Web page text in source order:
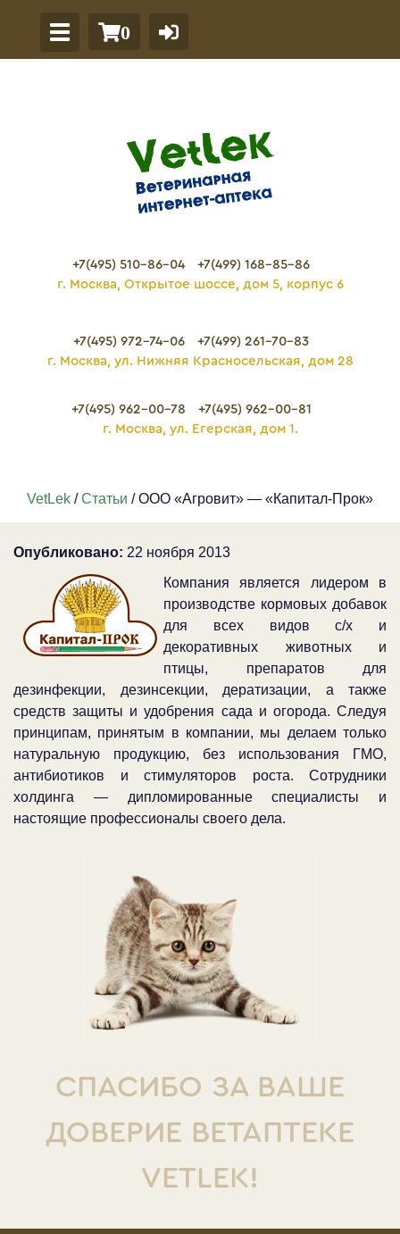
0
+7(495) 510-86-04
+7(499) 168-85-86
г. Москва, Открытое шоссе, дом 5, корпус 6
+7(495) 972-74-06
+7(499) 261-70-83
г. Москва, ул. Нижняя Красносельская, дом 28
+7(495) 962-00-78
+7(495) 962-00-81
г. Москва, ул. Егерская, дом 1.
VetLek /Статьи / ООО «Агровит» — «Капитал-Прок»
Опубликовано: 22 ноября 2013
Компания является лидером в
производстве кормовых добавок
для всех видов с/х и
декоративных животных и
птицы, препаратов для
дезинфекции, дезинсекции, дератизации, а также
средств защиты и удобрения сада и огорода. Следуя
принципам, принятым в компании, мы делаем только
натуральную продукцию, без использования ГМО,
антибиотиков и стимуляторов роста. Сотрудники
холдинга — дипломированные специалисты и
настоящие профессионалы своего дела.
СПАСИБО ЗА ВАШЕ
ДОВЕРИЕ ВЕТАПТЕКЕ
VETLEK!